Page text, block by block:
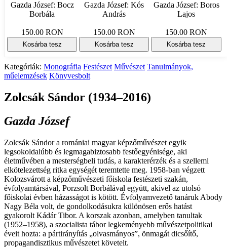
Gazda József: Bocz
Borbála
150.00 RON
Kosárba tesz
Gazda József: Kós
András
150.00 RON
Kosárba tesz
Gazda József: Boros
Lajos
150.00 RON
Kosárba tesz
Kategóriák: Monográfia Festészet Művészet Tanulmányok,
műelemzések Könyvesbolt
Zolcsák Sándor (1934–2016)
Gazda József
Zolcsák Sándor a romániai magyar képzőművészet egyik
legsokoldalúbb és legmagabiztosabb festőegyénisége, aki
életművében a mesterségbeli tudás, a karakterérzék és a szellemi
elkötelezettség ritka egységét teremtette meg. 1958-ban végzett
Kolozsvárott a képzőművészeti főiskola festészeti szakán,
évfolyamtársával, Porzsolt Borbálával együtt, akivel az utolsó
főiskolai évben házasságot is kötött. Évfolyamvezető tanáruk Abody
Nagy Béla volt, de gondolkodásukra különösen erős hatást
gyakorolt Kádár Tibor. A korszak azonban, amelyben tanultak
(1952–1958), a szocialista tábor legkeményebb művészetpolitikai
éveit hozta: a pártirányítás „olvasmányos”, önmagát dicsőítő,
propagandisztikus művészetet követelt.